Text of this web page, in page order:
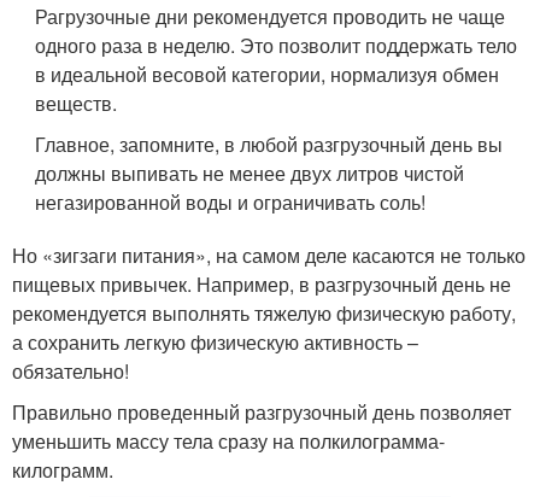
Рагрузочные дни рекомендуется проводить не чаще
одного раза в неделю. Это позволит поддержать тело
в идеальной весовой категории, нормализуя обмен
веществ.
Главное, запомните, в любой разгрузочный день вы
должны выпивать не менее двух литров чистой
негазированной воды и ограничивать соль!
Но «зигзаги питания», на самом деле касаются не только
пищевых привычек. Например, в разгрузочный день не
рекомендуется выполнять тяжелую физическую работу,
а сохранить легкую физическую активность –
обязательно!
Правильно проведенный разгрузочный день позволяет
уменьшить массу тела сразу на полкилограмма-
килограмм.